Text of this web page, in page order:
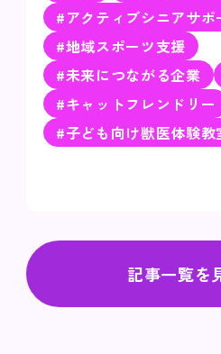
#アクティブシニアサポ
#地域スポーツ支援
#未来につながる企業
#キャットフレンドリー
#子ども向け獣医体験教
記事一覧を